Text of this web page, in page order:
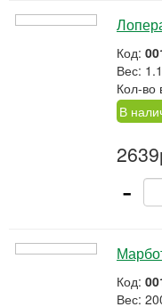
Код:
Вес:
Кол-во
В
-
Код:
Вес: